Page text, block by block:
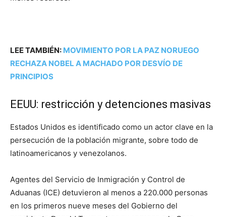
LEE TAMBIÉN: MOVIMIENTO POR LA PAZ NORUEGO
RECHAZA NOBEL A MACHADO POR DESVÍO DE
PRINCIPIOS
EEUU: restricción y detenciones masivas
Estados Unidos es identificado como un actor clave en la
persecución de la población migrante, sobre todo de
latinoamericanos y venezolanos.
Agentes del Servicio de Inmigración y Control de
Aduanas (ICE) detuvieron al menos a 220.000 personas
en los primeros nueve meses del Gobierno del